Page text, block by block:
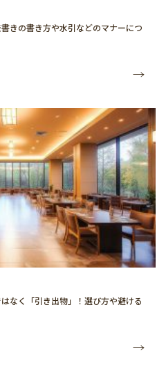
きの書き方や水引などのマナーにつ
なく「引き出物」！選び方や避ける